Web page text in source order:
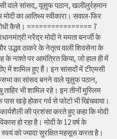
वाले सांसद, यूसुफ पठान, खलीलुर्रहमान
का आतिथ्य स्वीकारा। सवाल-फिर
कैसे। ================ 7
नरेंद्र मोदी ने ममता बनर्जी के
उद्धव ठाकरे के नेतृत्व वाली शिवसेना के
के नाश्ते पर आमंत्रित किया, जो हाल ही में
में शामिल हुए हैं। इन सांसदों में टीएमसी
का सांसद बनने वाले यूसुफ पठान,
भी शामिल रहे। इन तीनों मुस्लिम
पास खड़े होकर गर्व से फोटो भी खिंचवाया।
कार्यशैली की प्रशंसा करते हुए कहा कि मोदी
हो रहा है। मोदी के 12 वर्ष के
को ज्यादा सुरक्षित महसूस करता है।